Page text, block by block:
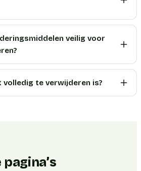
veilig voor
volledig te verwijderen is?